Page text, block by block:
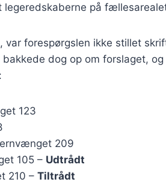
legeredskaberne på
var forespørgslen ikke stillet
dog op om forslaget,
123
209
105 – Udtrådt
210 – Tiltrådt